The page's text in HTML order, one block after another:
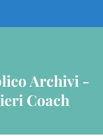
Archivi -
Coach